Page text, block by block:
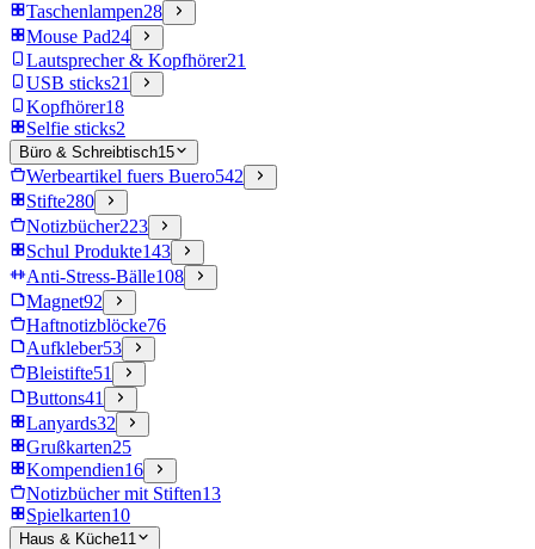
Taschenlampen28
Mouse Pad24
Lautsprecher & Kopfhörer21
USB sticks21
Kopfhörer18
Selfie sticks2
Büro & Schreibtisch15
Werbeartikel fuers Buero542
Stifte280
Notizbücher223
Schul Produkte143
Anti-Stress-Bälle108
Magnet92
Haftnotizblöcke76
Aufkleber53
Bleistifte51
Buttons41
Lanyards32
Grußkarten25
Kompendien16
Notizbücher mit Stiften13
Spielkarten10
Haus & Küche11